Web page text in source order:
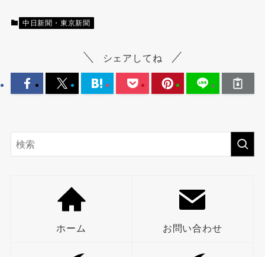
中日新聞・東京新聞
シェアしてね
ホーム お問い合わせ